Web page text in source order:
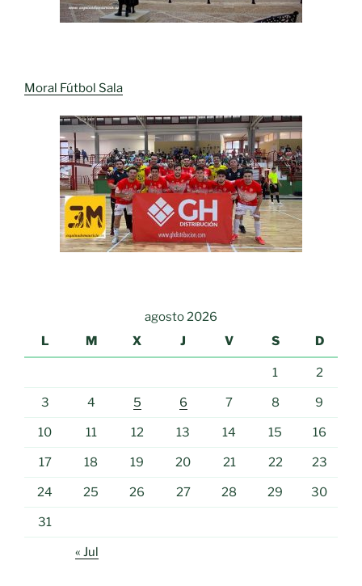
Moral Fútbol Sala
agosto 2026
L
M X J V S D
1 2
3 4 5 6 7 8 9
10 11 12 13 14 15 16
17 18 19 20 21 22 23
24 25 26 27 28 29 30
31
« Jul